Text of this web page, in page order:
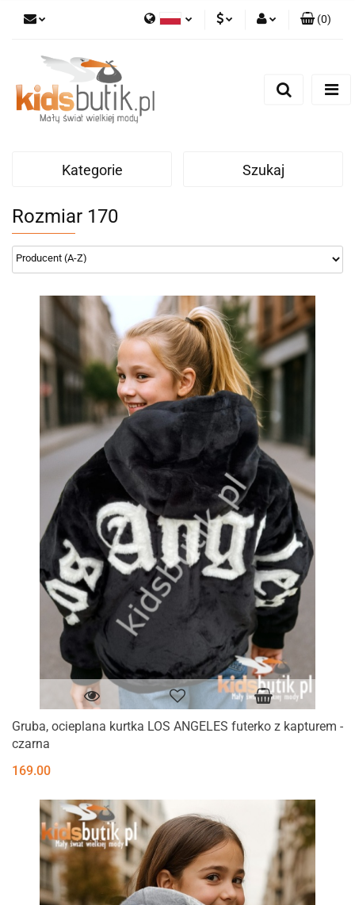
(0)
Kategorie Szukaj
Rozmiar 170
Gruba, ocieplana kurtka LOS ANGELES futerko z kapturem -
czarna
169.00